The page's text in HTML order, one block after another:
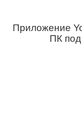
Приложение
ПК